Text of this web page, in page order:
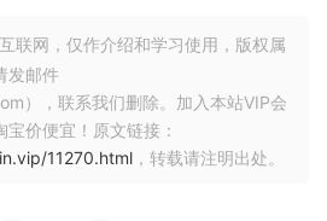
和混响控制添加自然音高调制或平
效果还是大胆的调音效果，
专业级的效果。使用 VocalTune 充分
联网，仅作介绍和学习使用，版权属
发邮件
），联系我们删除。加入本站VIP会
价便宜！原文链接：
11270.html ，转载请注明出处。